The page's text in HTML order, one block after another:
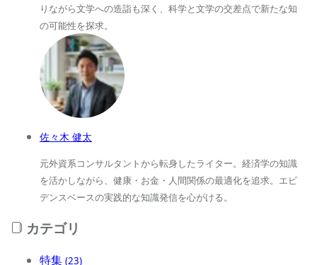
りながら文学への造詣も深く、科学と文学の交差点で新たな知
の可能性を探求。
佐々木 健太
元外資系コンサルタントから転身したライター。経済学の知識
を活かしながら、健康・お金・人間関係の最適化を追求。エビ
デンスベースの実践的な知識発信を心がける。
カテゴリ
特集 (23)